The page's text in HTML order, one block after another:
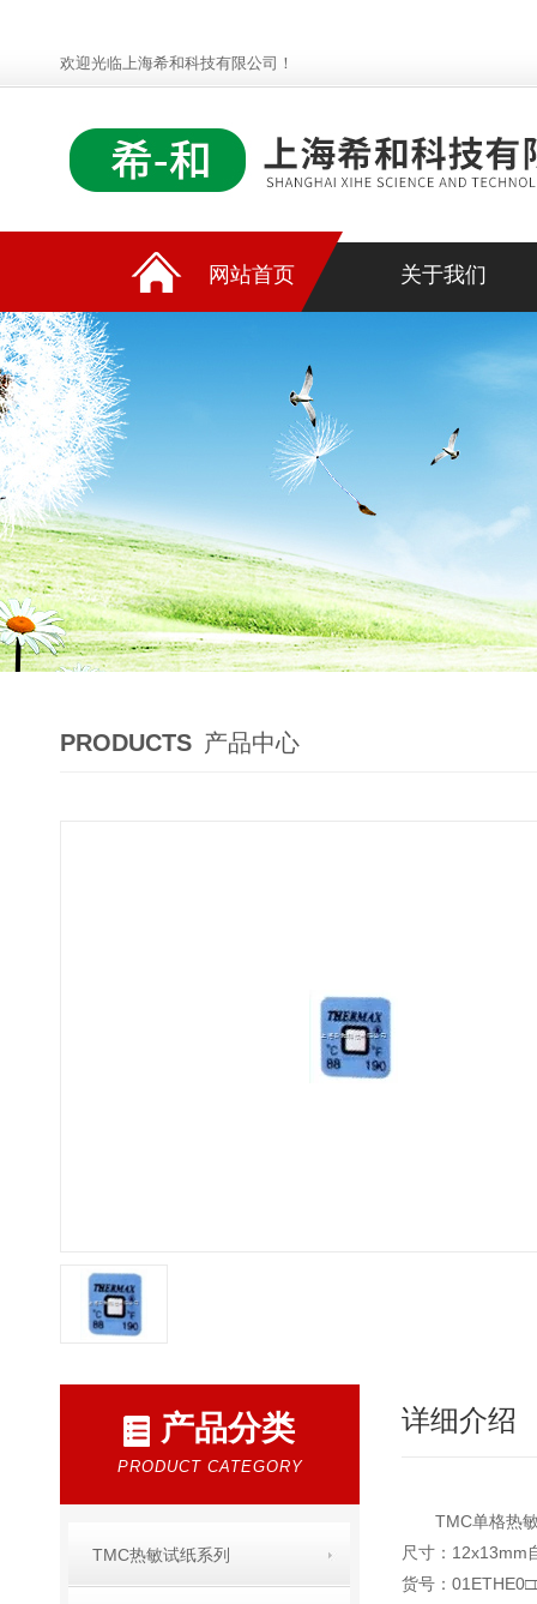
欢迎光临上海希和科技有限公司！
网站首页 关于我们
PRODUCTS 产品中心
产品分类
PRODUCT CATEGORY
TMC热敏试纸系列
详细介绍
TMC单格热
尺寸：12x13mm
货号：